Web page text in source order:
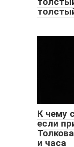
К чему
если
и часа